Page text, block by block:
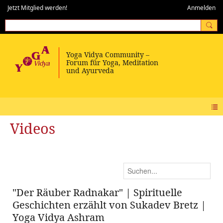
Jetzt Mitglied werden! Anmelden
Videos
"Der Räuber Radnakar" | Spirituelle
Geschichten erzählt von Sukadev Bretz |
Yoga Vidya Ashram